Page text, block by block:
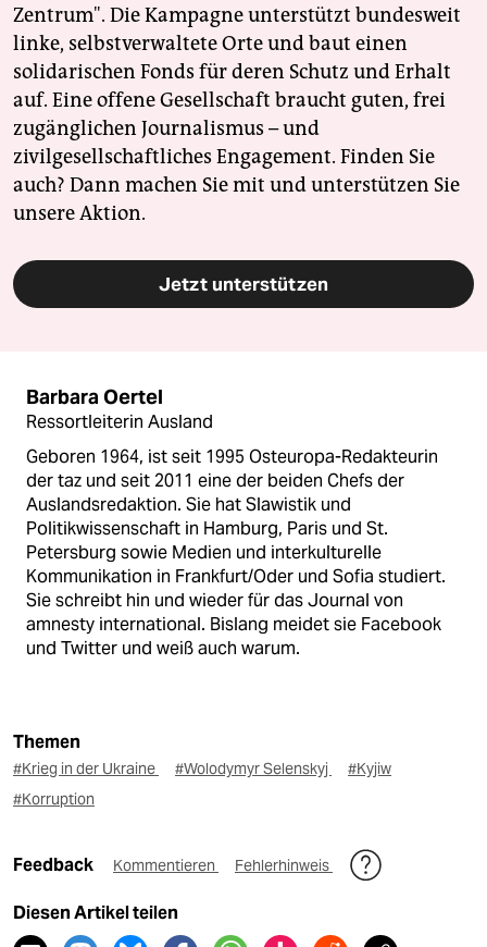
Zentrum". Die Kampagne unterstützt bundesweit
linke, selbstverwaltete Orte und baut einen
solidarischen Fonds für deren Schutz und Erhalt
auf. Eine offene Gesellschaft braucht guten, frei
zugänglichen Journalismus – und
zivilgesellschaftliches Engagement. Finden Sie
auch? Dann machen Sie mit und unterstützen Sie
unsere Aktion.
Jetzt unterstützen
Barbara Oertel
Ressortleiterin Ausland
Geboren 1964, ist seit 1995 Osteuropa-Redakteurin
der taz und seit 2011 eine der beiden Chefs der
Auslandsredaktion. Sie hat Slawistik und
Politikwissenschaft in Hamburg, Paris und St.
Petersburg sowie Medien und interkulturelle
Kommunikation in Frankfurt/Oder und Sofia studiert.
Sie schreibt hin und wieder für das Journal von
amnesty international. Bislang meidet sie Facebook
und Twitter und weiß auch warum.
Themen
#Krieg in der Ukraine #Wolodymyr Selenskyj
#Kyjiw
#Korruption
Feedback Kommentieren Fehlerhinweis
Diesen Artikel teilen